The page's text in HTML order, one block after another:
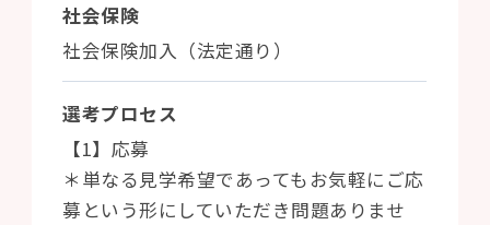
社会保険
社会保険加入（法定通り）
選考プロセス
【1】応募
＊単なる見学希望であってもお気軽にご応
募という形にしていただき問題ありませ